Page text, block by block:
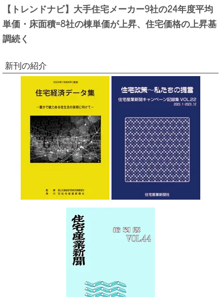
【トレンドナビ】大手住宅メーカー9社の24年度平均
単価・床面積=8社の棟単価が上昇、住宅価格の上昇基
調続く
新刊の紹介